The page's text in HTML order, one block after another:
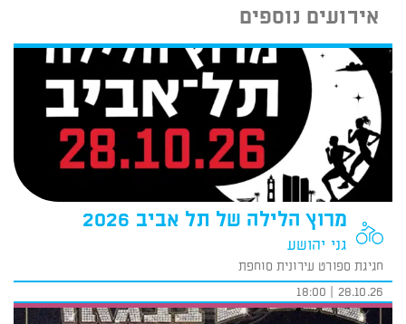
אירועים נוספים
מרוץ הלילה של תל אביב 2026
גני יהושע
חגיגת ספורט עירונית סוחפת
28.10.26 | 18:00